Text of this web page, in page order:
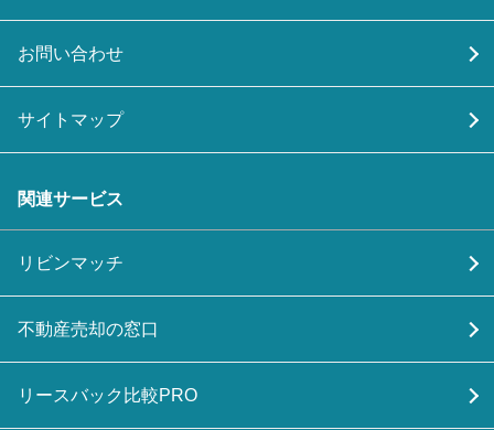
お問い合わせ
サイトマップ
関連サービス
リビンマッチ
不動産売却の窓口
リースバック比較PRO